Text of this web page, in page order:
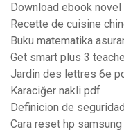
Download ebook
Recette de cuisine
Buku matematika
Get smart plus 3
Jardin des lettres 6e
Karaciğer nakli pdf
Definicion de
Cara reset hp